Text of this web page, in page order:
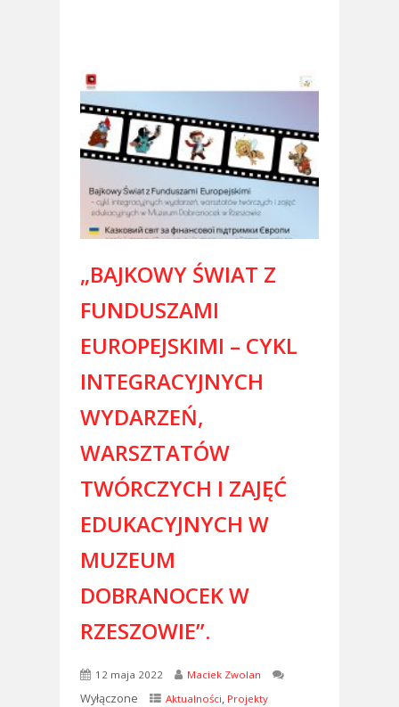
„BAJKOWY ŚWIAT Z
FUNDUSZAMI
EUROPEJSKIMI – CYKL
INTEGRACYJNYCH
WYDARZEŃ,
WARSZTATÓW
TWÓRCZYCH I ZAJĘĆ
EDUKACYJNYCH W
MUZEUM
DOBRANOCEK W
RZESZOWIE”.
12 maja 2022 Maciek Zwolan
Wyłączone Aktualności Projekty